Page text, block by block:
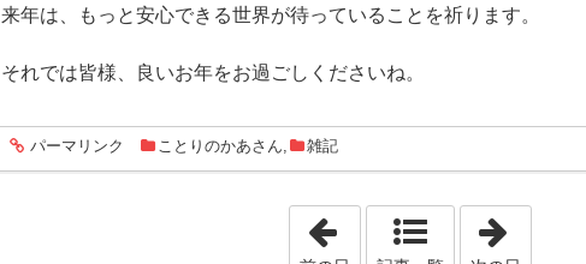
来年は、もっと安心できる世界が待っていることを祈ります。
それでは皆様、良いお年をお過ごしくださいね。
entry1118
パーマリンク ことりのかあさん, 雑記
「2021年12月15日」